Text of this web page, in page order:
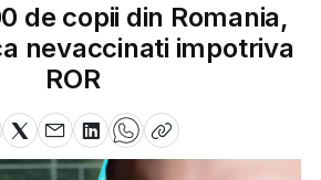
de copii din Romania,
nevaccinati impotriva
ROR